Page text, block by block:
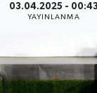
03.04.2025 - 00:43
YAYINLANMA
BİLİM VE